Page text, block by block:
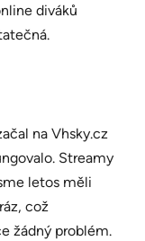
diváků
na Vhsky.cz
Streamy
letos měli
což
žádný problém.